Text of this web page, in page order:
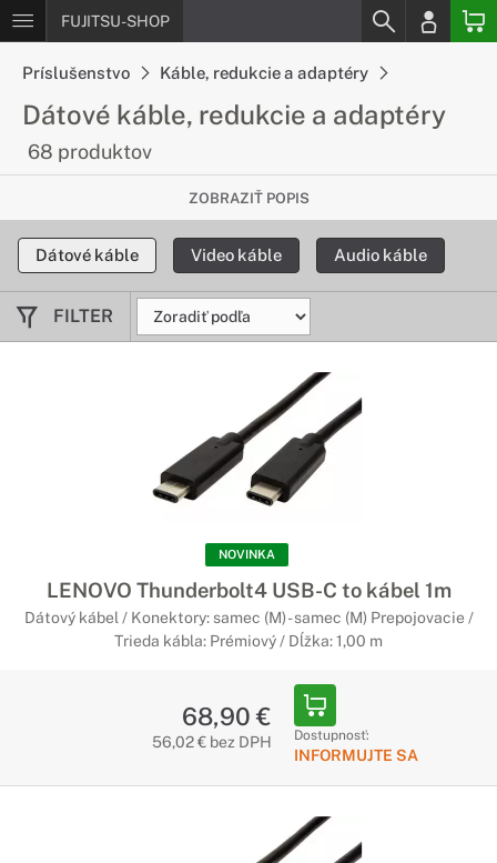
FUJITSU-SHOP
Príslušenstvo Káble, redukcie a adaptéry
Dátové káble, redukcie a adaptéry
68 produktov
Prenášajte dáta rýchlo a bez
problémov
V našej ponuke nájdete rozsiahly výber dátových káblov s
množstvom konektorov, vďaka ktorým bez problémov
prenesiete dáta medzi zariadeniami.
ZOBRAZIŤ POPIS
Dátové káble Video káble Audio káble
FILTER
NOVINKA
LENOVO Thunderbolt4 USB-C to kábel 1m
Dátový kábel / Konektory: samec (M) - samec (M) Prepojovacie /
Trieda kábla: Prémiový / Dĺžka: 1,00 m
68,90 €
56,02 € bez DPH Dostupnosť:
INFORMUJTE SA